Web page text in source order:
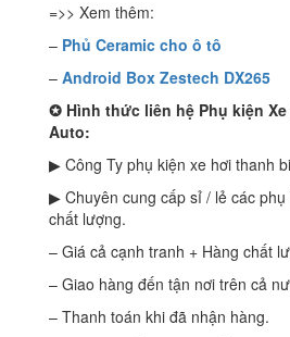
=>> Xem thêm:
– Phủ Ceramic cho ô tô
– Android Box Zestech DX265
✪ Hình thức liên hệ Phụ kiện
Auto:
▶ Công Ty phụ kiện xe hơi thanh
▶ Chuyên cung cấp sỉ / lẻ các
chất lượng.
– Giá cả cạnh tranh + Hàng chất
– Giao hàng đến tận nơi trên cả
– Thanh toán khi đã nhận hàng.